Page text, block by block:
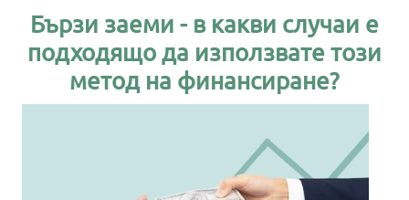
Бързи заеми - в какви случаи е
подходящо да използвате този
метод на финансиране?